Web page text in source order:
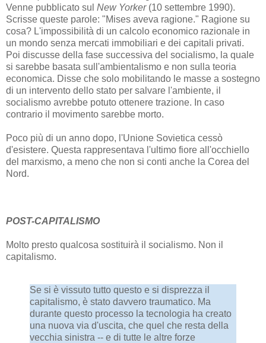
Venne pubblicato sul New Yorker(10 settembre 1990).
Scrisse queste parole: "Mises aveva ragione." Ragione su
cosa? L'impossibilità di un calcolo economico razionale in
un mondo senza mercati immobiliari e dei capitali privati.
Poi discusse della fase successiva del socialismo, la quale
si sarebbe basata sull'ambientalismo e non sulla teoria
economica. Disse che solo mobilitando le masse a sostegno
di un intervento dello stato per salvare l'ambiente, il
socialismo avrebbe potuto ottenere trazione. In caso
contrario il movimento sarebbe morto.
Poco più di un anno dopo, l'Unione Sovietica cessò
d'esistere. Questa rappresentava l'ultimo fiore all'occhiello
del marxismo, a meno che non si conti anche la Corea del
Nord.
POST-CAPITALISMO
Molto presto qualcosa sostituirà il socialismo. Non il
capitalismo.
Se si è vissuto tutto questo e si disprezza il
capitalismo, è stato davvero traumatico. Ma
durante questo processo la tecnologia ha creato
una nuova via d'uscita, che quel che resta della
vecchia sinistra -- e di tutte le altre forze